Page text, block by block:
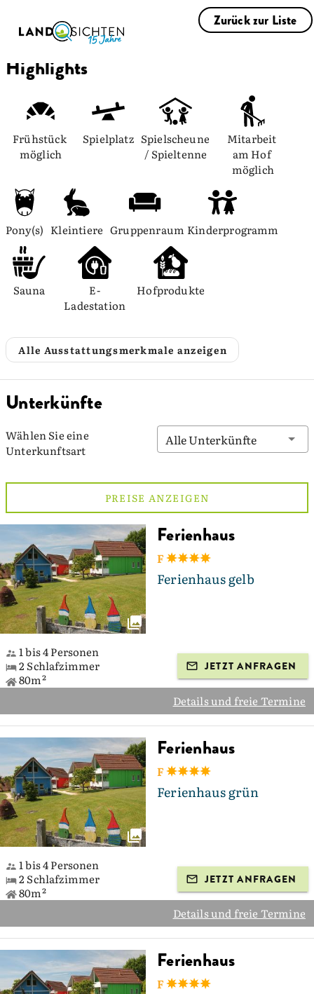
Zurück zur Liste
Highlights
Frühstück
möglich
Spielplatz Spielscheune
/ Spieltenne
Mitarbeit
am Hof
möglich
Pony(s) Kleintiere Gruppenraum Kinderprogramm
Sauna
E-
Ladestation
Hofprodukte
Alle Ausstattungsmerkmale anzeigen
Unterkünfte
Wählen Sie eine
Unterkunftsart
Alle Unterkünfte
PREISE ANZEIGEN
Ferienhaus
F
Ferienhaus gelb
1 bis 4 Personen
2 Schlafzimmer
80m²
JETZT ANFRAGEN
Details und freie Termine
Ferienhaus
F
Ferienhaus grün
1 bis 4 Personen
2 Schlafzimmer
80m²
JETZT ANFRAGEN
Details und freie Termine
Ferienhaus
F